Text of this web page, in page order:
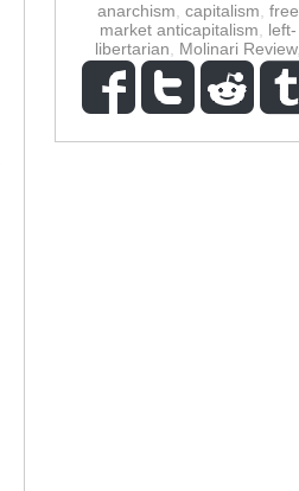
anarchism capitalism free
market anticapitalism
left-
libertarian
Molinari Review,